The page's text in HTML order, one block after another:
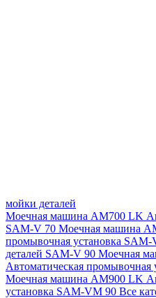
мойки деталей
Моечная машина AM700 LK
SAM-V 70 Моечная машина
промывочная установка
деталей SAM-V 90 Моечная
Автоматическая
Моечная машина AM900 LK
установка SAM-VM 90 Все